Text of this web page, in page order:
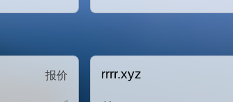
报价 rrrr.xyz